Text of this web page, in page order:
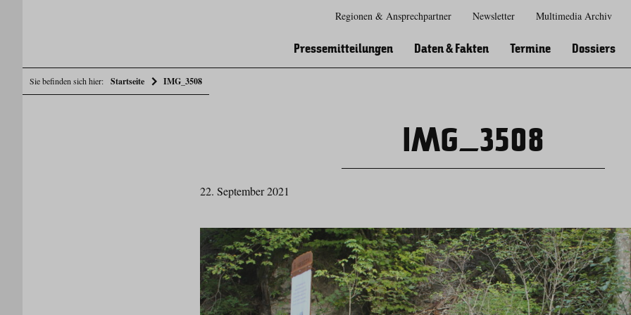
Sie befinden sich hier: Startseite IMG_3508
Zur
Zur
Zum
Zum
Pressemitteilungen
Daten & Fakten Termine Dossiers
Regionen & Ansprechpartner Newsletter Multimedia Archiv
IMG_3508
22. September 2021